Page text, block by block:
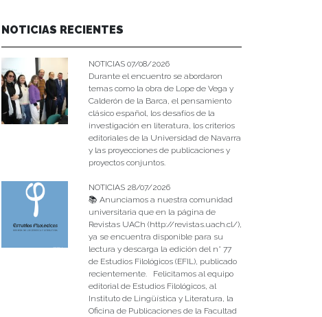
NOTICIAS RECIENTES
NOTICIAS 07/08/2026
Durante el encuentro se abordaron
temas como la obra de Lope de Vega y
Calderón de la Barca, el pensamiento
clásico español, los desafíos de la
investigación en literatura, los criterios
editoriales de la Universidad de Navarra
y las proyecciones de publicaciones y
proyectos conjuntos.
NOTICIAS 28/07/2026
📚 Anunciamos a nuestra comunidad
universitaria que en la página de
Revistas UACh (http://revistas.uach.cl/),
ya se encuentra disponible para su
lectura y descarga la edición del n° 77
de Estudios Filológicos (EFIL), publicado
recientemente. Felicitamos al equipo
editorial de Estudios Filológicos, al
Instituto de Lingüística y Literatura, la
Oficina de Publicaciones de la Facultad